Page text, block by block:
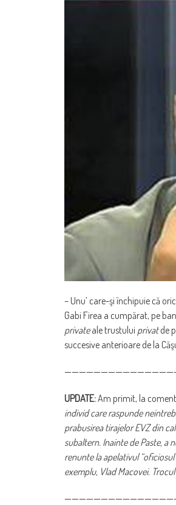
– Unu’ care-şi închipuie că
Gabi Firea a cumpărat, pe
privateale trustului privatde
succesive anterioare de la
UPDATE:Am primit, la
individ care raspunde
prabusirea tirajelor EVZ din
subaltern. Inainte de Paste, a
renunte la apelativul
exemplu, Vlad Macovei.